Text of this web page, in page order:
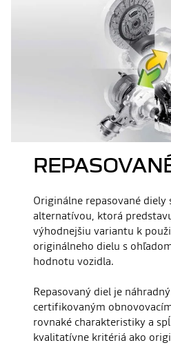
Originálne repasované diely
alternatívou, ktorá
výhodnejšiu variantu k
originálneho dielu s
hodnotu vozidla.
Repasovaný diel je
certifikovaným
rovnaké charakteristiky a
kvalitatívne kritériá ako